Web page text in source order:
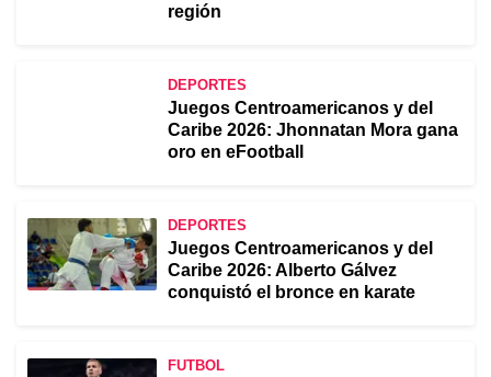
región
DEPORTES
Juegos Centroamericanos y del
Caribe 2026: Jhonnatan Mora gana
oro en eFootball
DEPORTES
Juegos Centroamericanos y del
Caribe 2026: Alberto Gálvez
conquistó el bronce en karate
FUTBOL